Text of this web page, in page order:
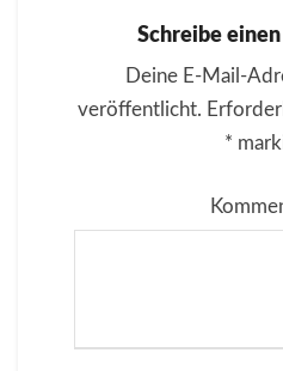
Schreibe
Deine E-Mail-
veröffentlicht.
*